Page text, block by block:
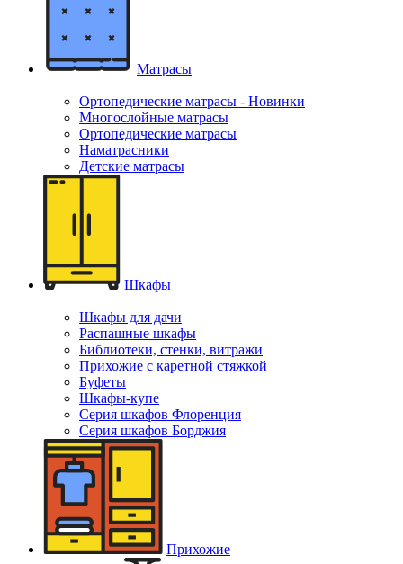
Матрасы
Ортопедические матрасы - Новинки
Многослойные матрасы
Ортопедические матрасы
Наматрасники
Детские матрасы
Шкафы
Шкафы для дачи
Распашные шкафы
Библиотеки, стенки, витражи
Прихожие с каретной стяжкой
Буфеты
Шкафы-купе
Серия шкафов Флоренция
Серия шкафов Борджия
Прихожие